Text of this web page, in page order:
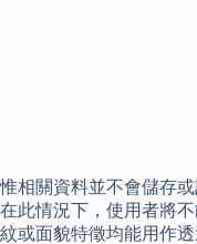
惟相關資料並不會儲存
在此情況下，使用者將
紋或面貌特徵均能用作